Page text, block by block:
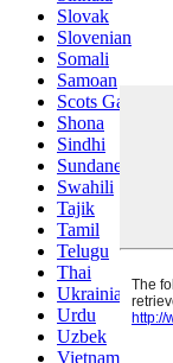
Slovak
Slovenian
Somali
Samoan
Scots Gaelic
Shona
Sindhi
Sundanese
Swahili
Tajik
Tamil
Telugu
Thai
Ukrainian
Urdu
Uzbek
Vietnamese